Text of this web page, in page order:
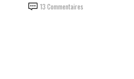
13 Commentaires